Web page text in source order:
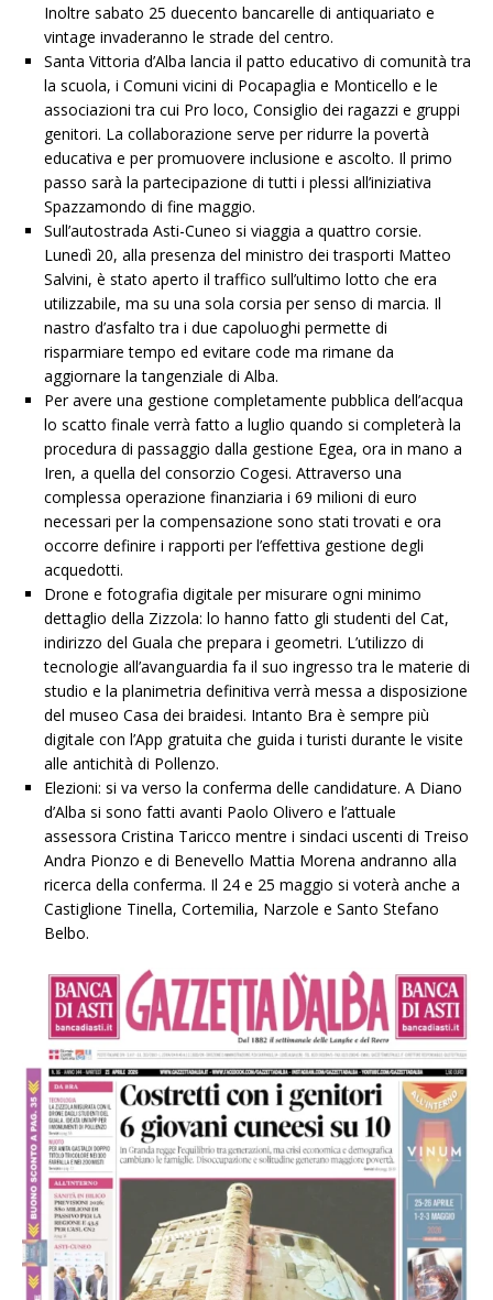
Inoltre sabato 25 duecento bancarelle di antiquariato e
vintage invaderanno le strade del centro.
Santa Vittoria d’Alba lancia il patto educativo di comunità tra
la scuola, i Comuni vicini di Pocapaglia e Monticello e le
associazioni tra cui Pro loco, Consiglio dei ragazzi e gruppi
genitori. La collaborazione serve per ridurre la povertà
educativa e per promuovere inclusione e ascolto. Il primo
passo sarà la partecipazione di tutti i plessi all’iniziativa
Spazzamondo di fine maggio.
Sull’autostrada Asti-Cuneo si viaggia a quattro corsie.
Lunedì 20, alla presenza del ministro dei trasporti Matteo
Salvini, è stato aperto il traffico sull’ultimo lotto che era
utilizzabile, ma su una sola corsia per senso di marcia. Il
nastro d’asfalto tra i due capoluoghi permette di
risparmiare tempo ed evitare code ma rimane da
aggiornare la tangenziale di Alba.
Per avere una gestione completamente pubblica dell’acqua
lo scatto finale verrà fatto a luglio quando si completerà la
procedura di passaggio dalla gestione Egea, ora in mano a
Iren, a quella del consorzio Cogesi. Attraverso una
complessa operazione finanziaria i 69 milioni di euro
necessari per la compensazione sono stati trovati e ora
occorre definire i rapporti per l’effettiva gestione degli
acquedotti.
Drone e fotografia digitale per misurare ogni minimo
dettaglio della Zizzola: lo hanno fatto gli studenti del Cat,
indirizzo del Guala che prepara i geometri. L’utilizzo di
tecnologie all’avanguardia fa il suo ingresso tra le materie di
studio e la planimetria definitiva verrà messa a disposizione
del museo Casa dei braidesi. Intanto Bra è sempre più
digitale con l’App gratuita che guida i turisti durante le visite
alle antichità di Pollenzo.
Elezioni: si va verso la conferma delle candidature. A Diano
d’Alba si sono fatti avanti Paolo Olivero e l’attuale
assessora Cristina Taricco mentre i sindaci uscenti di Treiso
Andra Pionzo e di Benevello Mattia Morena andranno alla
ricerca della conferma. Il 24 e 25 maggio si voterà anche a
Castiglione Tinella, Cortemilia, Narzole e Santo Stefano
Belbo.